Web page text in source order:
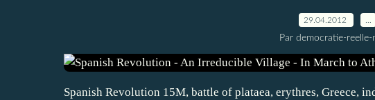
29.04.2012
Par democratie-reelle-
Spanish Revolution 15M, battle of plataea, erythres, Greece,